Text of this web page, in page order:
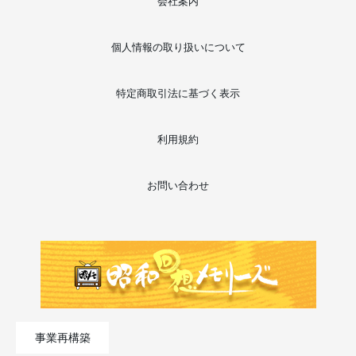
個人情報の取り扱いについて
特定商取引法に基づく表示
利用規約
お問い合わせ
事業再構築